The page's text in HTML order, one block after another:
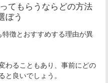
てもらうならどの方法
ぼう
徴とおすすめする理由が異
わることもあり、事前にどの
良いでしょう。